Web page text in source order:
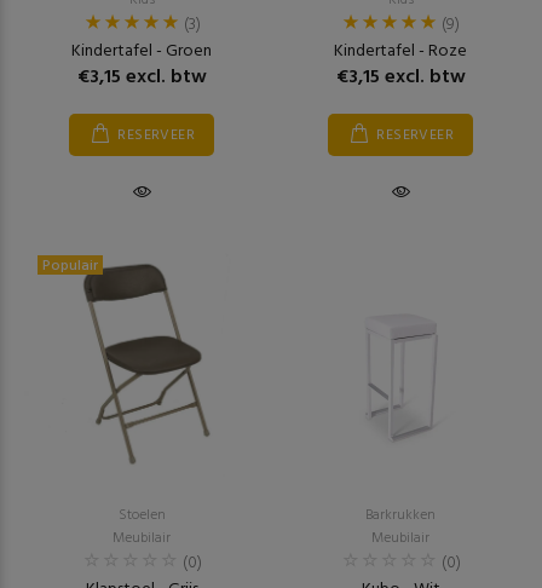
(3)
Kindertafel - Groen
€3,15 excl. btw
RESERVEER
(9)
Kindertafel - Roze
€3,15 excl. btw
RESERVEER
Populair
Stoelen
Meubilair
(0)
Barkrukken
Meubilair
(0)